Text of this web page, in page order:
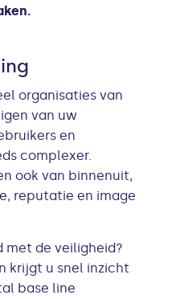
organisaties van
van uw
en
complexer.
ook van binnenuit,
reputatie en image
met de veiligheid?
krijgt u snel inzicht
base line